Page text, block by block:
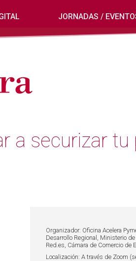
JORNADAS /
a securizar
Organizador: Oficina Acelera
Desarrollo Regional, Ministerio
Red.es, Cámara de Comercio de
Localización: A través de Zoom